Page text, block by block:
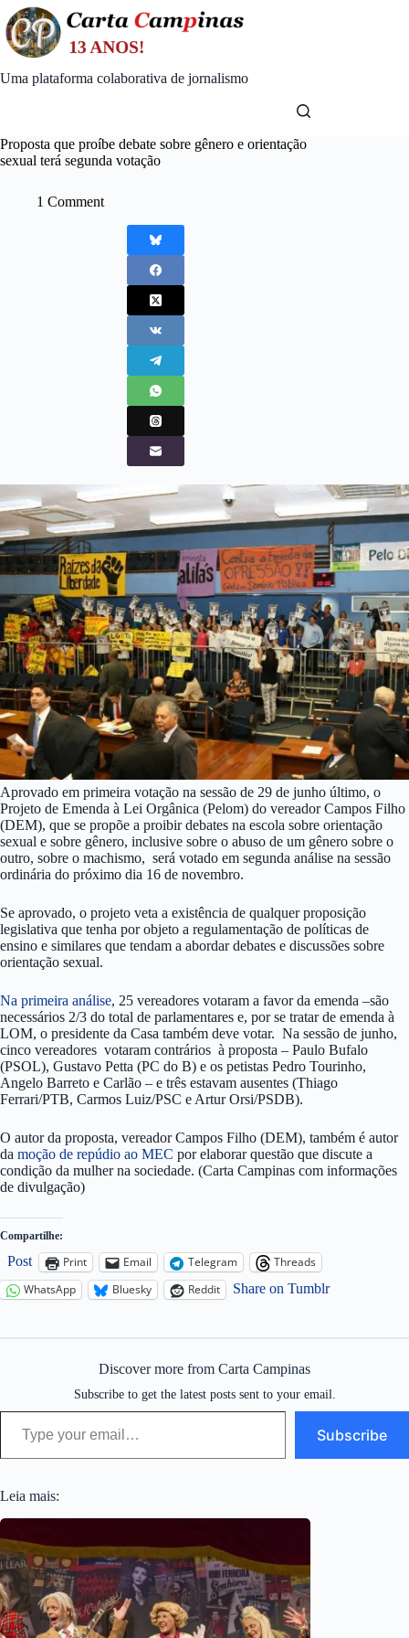
Skip
to
content
Uma plataforma colaborativa de jornalismo
Proposta que proíbe debate sobre gênero e orientação
sexual terá segunda votação
1 Comment
Aprovado em primeira votação na sessão de 29 de junho último, o
Projeto de Emenda à Lei Orgânica (Pelom) do vereador Campos Filho
(DEM), que se propõe a proibirdebates na escola sobre orientação
sexual e sobre gênero, inclusive sobre o abuso de um gênero sobre o
outro, sobre o machismo, será votado em segunda análise na sessão
ordinária do próximo dia 16 de novembro.
Se aprovado, o projeto veta a existência de qualquer proposição
legislativa que tenha por objeto a regulamentação de políticas de
ensino e similares que tendam a abordar debates e discussões sobre
orientação sexual.
Na primeira análise, 25 vereadores votaram a favor da emenda –são
necessários 2/3 do total de parlamentares e, por se tratar de emenda à
LOM, o presidente da Casa também deve votar. Na sessão de junho,
cinco vereadores votaram contrários à proposta – Paulo Bufalo
(PSOL), Gustavo Petta (PC do B) e os petistas Pedro Tourinho,
Angelo Barreto e Carlão – e três estavam ausentes (Thiago
Ferrari/PTB, Carmos Luiz/PSC e Artur Orsi/PSDB).
O autor da proposta, vereador Campos Filho (DEM), também é autor
da moção de repúdio ao MEC por elaborar questão que discute a
condição da mulher na sociedade. (Carta Campinas com informações
de divulgação)
Compartilhe:
Post Print Email Telegram
Threads
WhatsApp
Bluesky Reddit Share on Tumblr
Discover more from Carta Campinas
Subscribe to get the latest posts sent to your email.
Type your email…
Subscribe
Leia mais: